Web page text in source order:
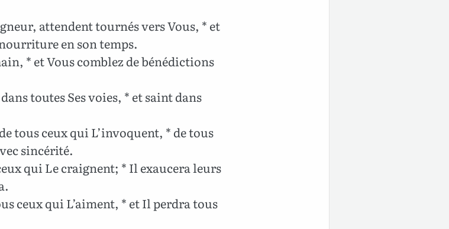
attendent tournés vers Vous, * et
en son temps.
* et Vous comblez de bénédictions
toutes Ses voies, * et saint dans
tous ceux qui L’invoquent, * de tous
sincérité.
qui Le craignent; * Il exaucera leurs
ceux qui L’aiment, * et Il perdra tous